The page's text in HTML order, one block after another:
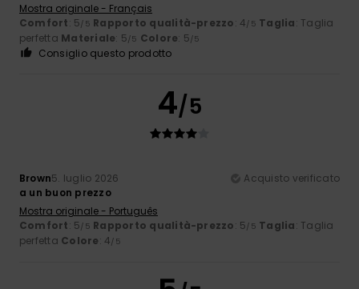
Mostra originale - Français
Comfort: 5/5 Rapporto qualità-prezzo: 4/5 Taglia: Taglia
perfetta Materiale: 5/5 Colore: 5/5
Consiglio questo prodotto
4/5
Brown5. luglio 2026
Acquisto verificato
a un buon prezzo
Mostra originale - Português
Comfort: 5/5 Rapporto qualità-prezzo: 5/5 Taglia: Taglia
perfetta Colore: 4/5